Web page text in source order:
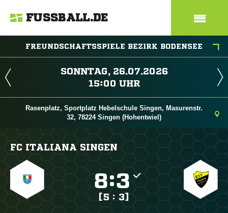
FUSSBALL.DE
FREUNDSCHAFTSSPIELE BEZIRK BODENSEE
 
 
Rasenplatz, Sportplatz Hebelschule Singen, Masurenstr.
32, 78224 Singen (Hohentwiel)
FC ITALIANA SINGEN
:
[5 : 3]